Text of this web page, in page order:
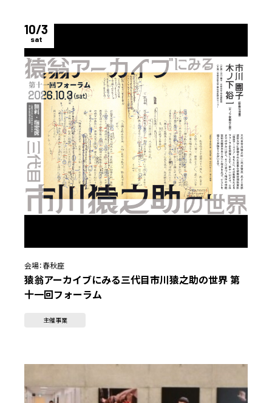
10/3
sat
会場：春秋座
猿翁アーカイブにみる三代目市川猿之助の世界 第
十一回フォーラム
主催事業